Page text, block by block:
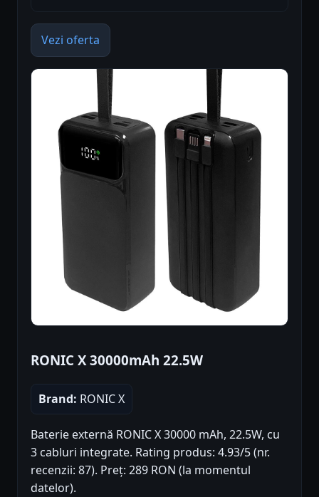
Vezi oferta
RONIC X 30000mAh 22.5W
Brand: RONIC X
Baterie externă RONIC X 30000 mAh, 22.5W, cu
3 cabluri integrate. Rating produs: 4.93/5 (nr.
recenzii: 87). Preț: 289 RON (la momentul
datelor).